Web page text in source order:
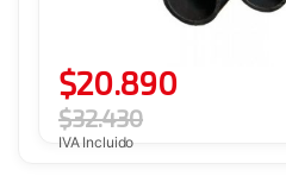
$20.890
$32.430
IVA Incluido